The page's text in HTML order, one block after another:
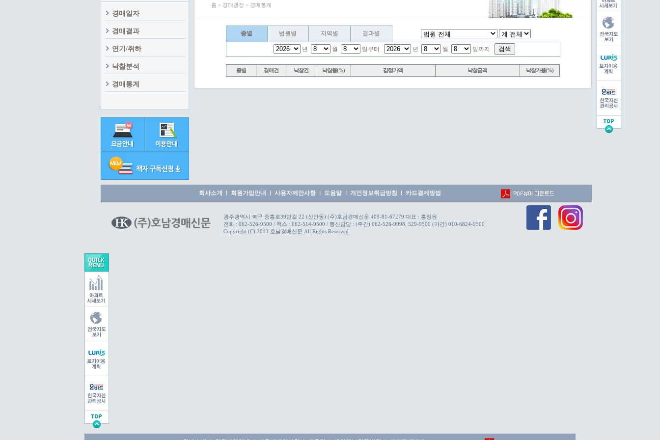
경매일자
경매결과
연기/취하
낙찰분석
경매통계
홈 > 경매광장 > 경매통계
종별 법원별 지역별 결과별
년 월 일부터 년 월 일까지
종별 경매건 낙찰건 낙찰율(%) 감정가액 낙찰금액 낙찰가율(%)
회사소개 회원가입안내 사용자제안사항ㅣ 도움말ㅣ 개인정보취급방침 카드결제방법
광주광역시 북구 중흥로39번길 22 (신안동) (주)호남경매신문 409-81-67279 대표 : 홍정원
전화 : 062-526-9500 / 팩스 : 062-514-9500 / 통신담당 : (주간) 062-526-9998, 529-9500 (야간) 010-6824-9500
Copyright (C) 2013 호남경매신문 All Rights Reserved